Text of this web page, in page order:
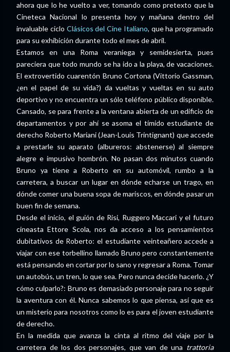
ahora que lo he vuelto a ver, tomando como pretexto que la
Cineteca Nacional lo presenta hoy y mañana dentro del
invaluable ciclo Clásicos del Cine Italiano, que ha programado
para su exhibición durante todo el mes de abril.
Estamos en una Roma veraniega y semidesierta, pues
pareciera que todo mundo se ha ido a la playa, de vacaciones.
El extrovertido cuarentón Bruno Cortona (Vittorio Gassman,
¿en el papel de su vida?) da vueltas y vueltas en su auto
deportivo y no encuentra un sólo teléfono público disponible.
Cansado, se para frente a la ventana abierta de un edificio de
departamentos y por ahí se asoma el tímido estudiante de
derecho Roberto Mariani (Jean-Louis Trintignant) que accede
a prestarle su aparato (albureros: abstenerse) al siempre
alegre e impusivo hombrón. No pasan dos minutos cuando
Bruno ya tiene a Roberto en su automóvil, rumbo a la
carretera, a buscar un lugar en dónde echarse un trago, en
dónde comer una buena sopa de mariscos, en dónde pasar un
buen fin de semana.
Desde el inicio, el guión de Risi, Ruggero Maccari y el futuro
cineasta Ettore Scola, nos da acceso a los pensamientos
dubitativos de Roberto: el estudiante veinteañero accede a
viajar con ese torbellino llamado Bruno pero constantemente
está pensando en cortar por lo sano y regresar a Roma. Tomar
un autobús, un tren, lo que sea. Pero nunca decide hacerlo. ¿Y
cómo culparlo?: Bruno es demasiado personaje para no seguir
la aventura con él. Nunca sabemos lo que piensa, así que es
un misterio para nosotros como lo es para el joven estudiante
de derecho.
En la medida que avanza la cinta al ritmo del viaje por la
carretera de los dos personajes, que van de una trattoria